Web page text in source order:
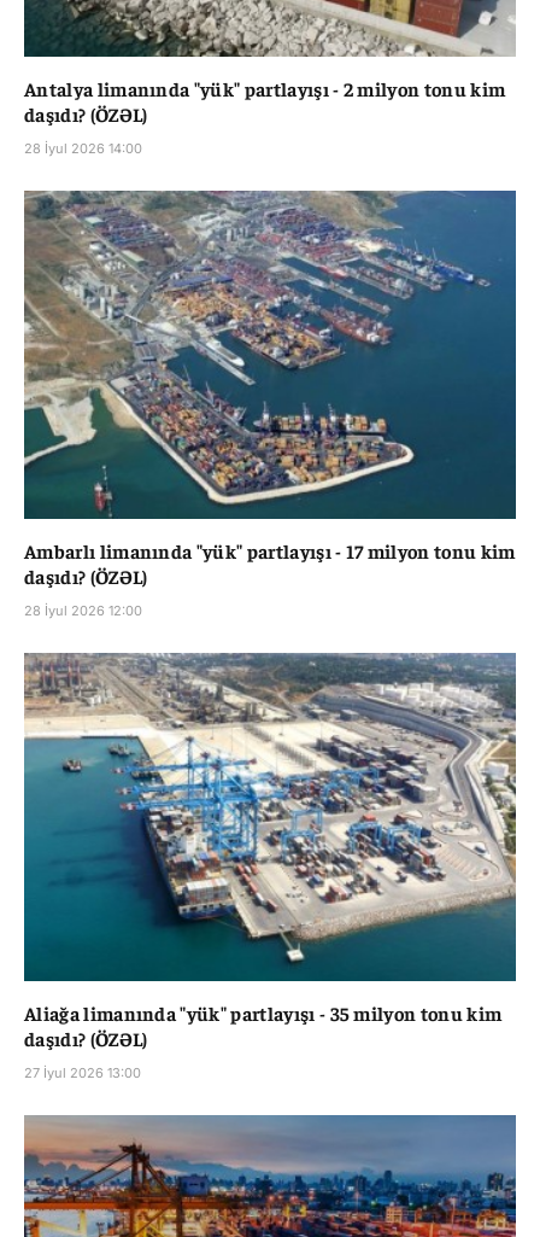
Antalya limanında "yük" partlayışı - 2 milyon tonu kim
daşıdı? (ÖZƏL)
28 İyul 2026 14:00
Ambarlı limanında "yük" partlayışı - 17 milyon tonu kim
daşıdı? (ÖZƏL)
28 İyul 2026 12:00
Aliağa limanında "yük" partlayışı - 35 milyon tonu kim
daşıdı? (ÖZƏL)
27 İyul 2026 13:00